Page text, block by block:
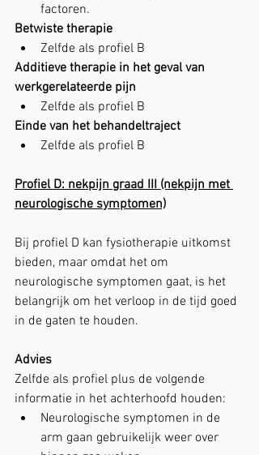
factoren.
Betwiste therapie
Zelfde als profiel B
Additieve therapie in het geval van
werkgerelateerde pijn
Zelfde als profiel B
Einde van het behandeltraject
Zelfde als profiel B
Profiel D: nekpijn graad III (nekpijn met
neurologische symptomen)
Bij profiel D kan fysiotherapie uitkomst
bieden, maar omdat het om
neurologische symptomen gaat, is het
belangrijk om het verloop in de tijd goed
in de gaten te houden.
Advies
Zelfde als profiel plus de volgende
informatie in het achterhoofd houden:
Neurologische symptomen in de
arm gaan gebruikelijk weer over